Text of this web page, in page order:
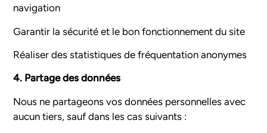
navigation
Garantir la sécurité et le bon fonctionnement du site
Réaliser des statistiques de fréquentation anonymes
4. Partage des données
Nous ne partageons vos données personnelles avec
aucun tiers, sauf dans les cas suivants :